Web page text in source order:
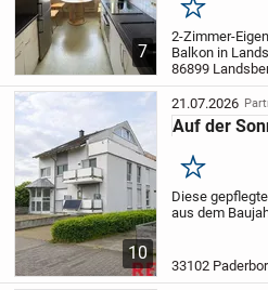
7
Merken
2-Zimmer-
Balkon in
gepflegte 2-
in Landsberg
durchdachte
86899
10
21.07.2026
Auf der
Merken
Diese
aus dem
Empore mit ca.
33102